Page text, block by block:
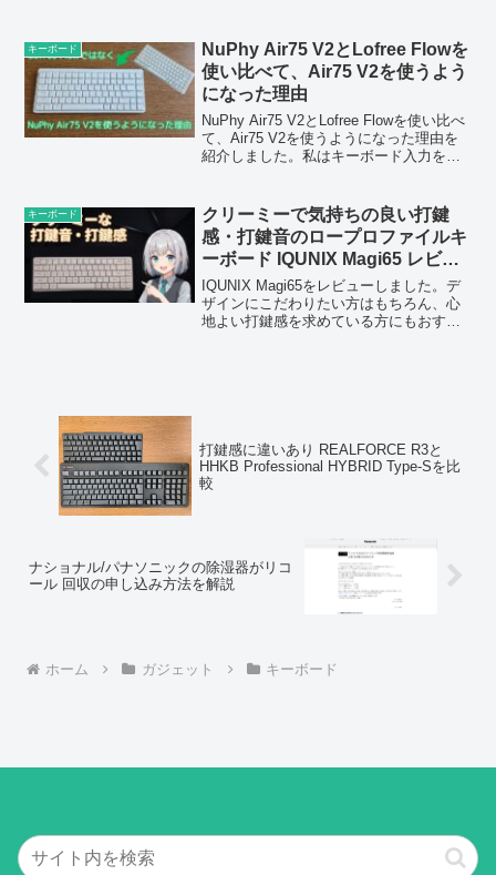
教えいただけると、非常に参考になりま
す。
キーボード
NuPhy Air75 V2とLofree Flowを
使い比べて、Air75 V2を使うよう
になった理由
NuPhy Air75 V2とLofree Flowを使い比べ
て、Air75 V2を使うようになった理由を
紹介しました。私はキーボード入力をす
ランスの良いと感じ、使うようになった
のだと思います。
キーボード
クリーミーで気持ちの良い打鍵
感・打鍵音のロープロファイルキ
ーボード IQUNIX Magi65 レビュ
ー
IQUNIX Magi65をレビューしました。デ
ザインにこだわりたい方はもちろん、心
地よい打鍵感を求めている方にもおすす
打鍵感に違いあり REALFORCE R3と
HHKB Professional HYBRID Type-Sを比
較
ナショナル/パナソニックの除湿器がリコ
ール 回収の申し込み方法を解説
ホーム ガジェット キーボード